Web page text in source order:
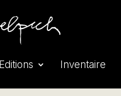
Editions Inventaire